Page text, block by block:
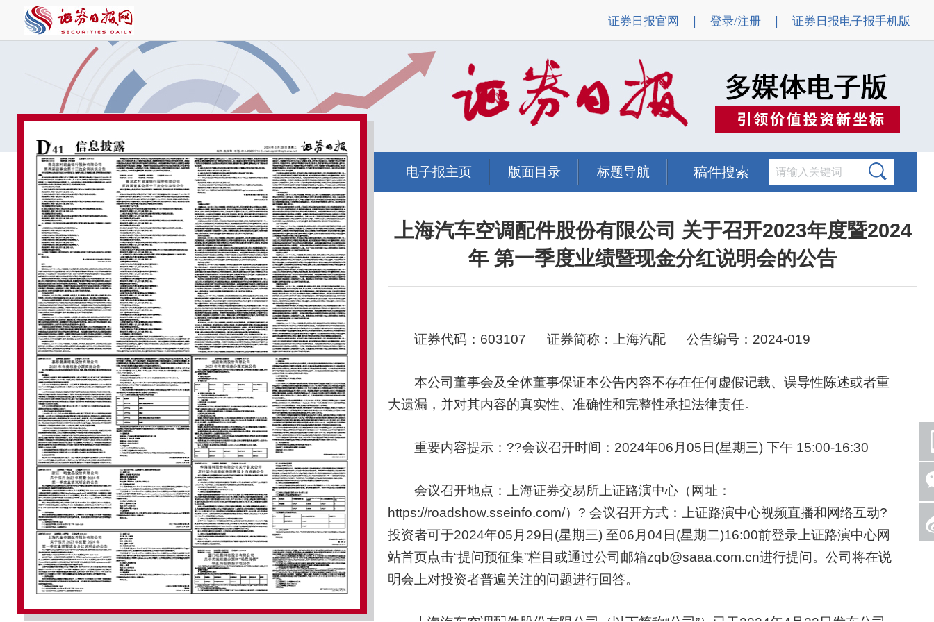
证券日报官网 登录/注册 证券日报电子报手机版
电子报主页 版面目录 标题导航 稿件搜索
上海汽车空调配件股份有限公司 关于召开2023年度暨2024
年 第一季度业绩暨现金分红说明会的公告
证券代码：603107 证券简称：上海汽配 公告编号：2024-019
本公司董事会及全体董事保证本公告内容不存在任何虚假记载、误导性陈述或者重
大遗漏，并对其内容的真实性、准确性和完整性承担法律责任。
重要内容提示：??会议召开时间：2024年06月05日(星期三) 下午 15:00-16:30
会议召开地点：上海证券交易所上证路演中心（网址：
https://roadshow.sseinfo.com/）? 会议召开方式：上证路演中心视频直播和网络互动?
投资者可于2024年05月29日(星期三) 至06月04日(星期二)16:00前登录上证路演中心网
站首页点击“提问预征集”栏目或通过公司邮箱zqb@saaa.com.cn进行提问。公司将在说
明会上对投资者普遍关注的问题进行回答。